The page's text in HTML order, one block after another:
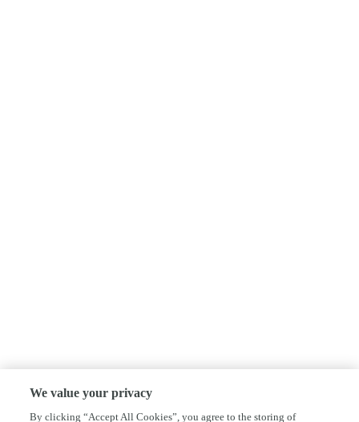
We value your privacy
By clicking “Accept All Cookies”, you agree to the storing of